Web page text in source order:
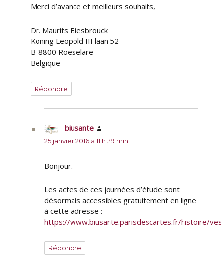
Merci d’avance et meilleurs souhaits,
Dr. Maurits Biesbrouck
Koning Leopold III laan 52
B-8800 Roeselare
Belgique
Répondre
biusante
25 janvier 2016 à 11 h 39 min
Bonjour.
Les actes de ces journées d’étude sont
désormais accessibles gratuitement en ligne
à cette adresse :
https://www.biusante.parisdescartes.fr/histoire/
Répondre